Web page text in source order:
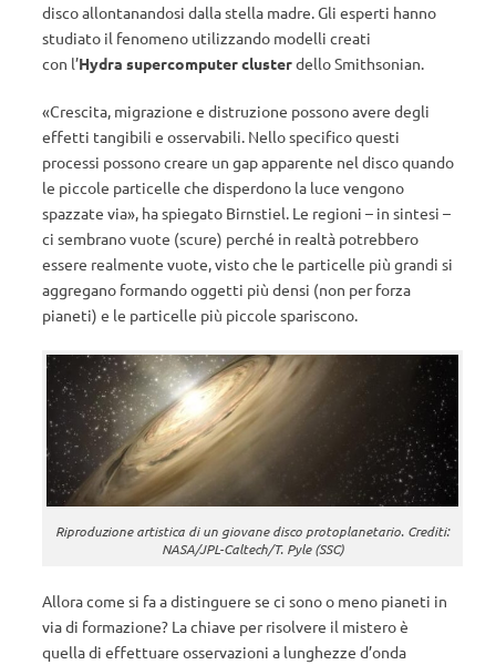
disco allontanandosi dalla stella madre. Gli esperti hanno
studiato il fenomeno utilizzando modelli creati
con l’Hydra supercomputer clusterdello Smithsonian.
«Crescita, migrazione e distruzione possono avere degli
effetti tangibili e osservabili. Nello specifico questi
processi possono creare un gap apparente nel disco quando
le piccole particelle che disperdono la luce vengono
spazzate via», ha spiegato Birnstiel. Le regioni – in sintesi –
ci sembrano vuote (scure) perché in realtà potrebbero
essere realmente vuote, visto che le particelle più grandi si
aggregano formando oggetti più densi (non per forza
pianeti) e le particelle più piccole spariscono.
Riproduzione artistica di un giovane disco protoplanetario. Crediti:
NASA/JPL-Caltech/T. Pyle (SSC)
Allora come si fa a distinguere se ci sono o meno pianeti in
via di formazione? La chiave per risolvere il mistero è
quella di effettuare osservazioni a lunghezze d’onda